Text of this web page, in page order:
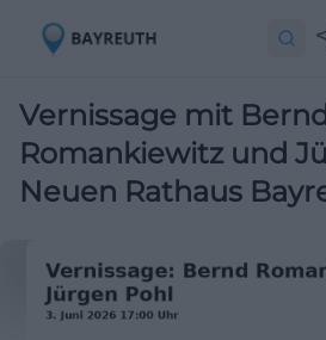
Vernissage mit Bernd
Romankiewitz und
Neuen Rathaus